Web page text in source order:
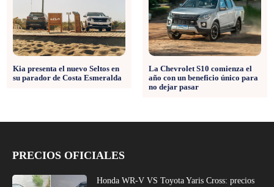
Kia presenta el nuevo Seltos en
su parador de Costa Esmeralda
La Chevrolet S10 comienza el
año con un beneficio único para
no dejar pasar
PRECIOS OFICIALES
Honda WR-V VS Toyota Yaris Cross: precios